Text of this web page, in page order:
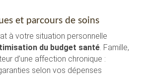
et parcours de soins
à votre situation personnelle
du budget santé. Famille,
d’une affection chronique :
selon vos dépenses